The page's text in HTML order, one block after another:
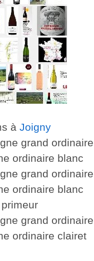
à Joigny
grand ordinaire
ordinaire blanc
grand ordinaire
ordinaire blanc
grand ordinaire
ordinaire clairet